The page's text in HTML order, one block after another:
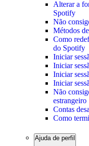
Alterar a
Spotify
Não
Métodos
Como
do Spotify
Iniciar
Iniciar
Iniciar
Iniciar
Não
estrangeiro
Contas
Como
Ajuda de perfil